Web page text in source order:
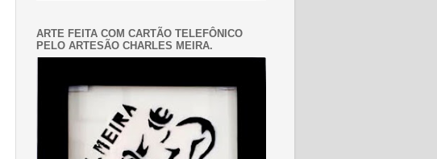
ARTE FEITA COM CARTÃO TELEFÔNICO
PELO ARTESÃO CHARLES MEIRA.